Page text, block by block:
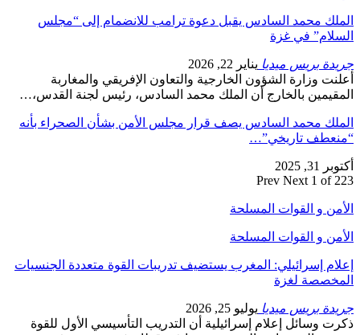
الملك محمد السادس يقبل دعوة ترامب للانضمام إلى “مجلس
السلام” في غزة
جريدة بريس ميديا يناير 22, 2026
أعلنت وزارة الشؤون الخارجية والتعاون الإفريقي والمغاربة
المقيمين بالخارج أن الملك محمد السادس، رئيس لجنة القدس،…
الملك محمد السادس يصف قرار مجلس الأمن بشأن الصحراء بأنه
“منعطف تاريخي”…
أكتوبر 31, 2025
Prev Next 1 of 223
الأمن و القوات المسلحة
الأمن و القوات المسلحة
إعلام إسرائيلي: المغرب يستضيف تدريبات القوة متعددة الجنسيات
المخصصة لغزة
جريدة بريس ميديا يوليو 25, 2026
ذكرت وسائل إعلام إسرائيلية أن التدريب التأسيسي الأول للقوة